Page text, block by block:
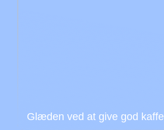
Glæden ved at give god kaffe